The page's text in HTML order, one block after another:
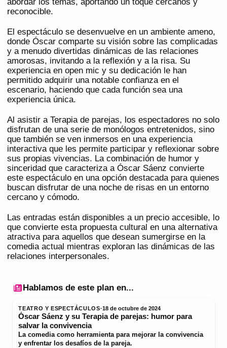
reconocible.
El espectáculo se desenvuelve en un ambiente ameno,
donde Óscar comparte su visión sobre las complicadas
y a menudo divertidas dinámicas de las relaciones
amorosas, invitando a la reflexión y a la risa. Su
experiencia en open mic y su dedicación le han
permitido adquirir una notable confianza en el
escenario, haciendo que cada función sea una
experiencia única.
Al asistir a Terapia de parejas, los espectadores no solo
disfrutan de una serie de monólogos entretenidos, sino
que también se ven inmersos en una experiencia
interactiva que les permite participar y reflexionar sobre
sus propias vivencias. La combinación de humor y
sinceridad que caracteriza a Óscar Sáenz convierte
este espectáculo en una opción destacada para quienes
buscan disfrutar de una noche de risas en un entorno
cercano y cómodo.
Las entradas están disponibles a un precio accesible, lo
que convierte esta propuesta cultural en una alternativa
atractiva para aquellos que desean sumergirse en la
comedia actual mientras exploran las dinámicas de las
relaciones interpersonales.
Hablamos de este plan en...
TEATRO Y ESPECTÁCULOS·18 de octubre de 2024
Óscar Sáenz y su Terapia de parejas: humor para
salvar la convivencia
La comedia como herramienta para mejorar la convivencia
y enfrentar los desafíos de la pareja.